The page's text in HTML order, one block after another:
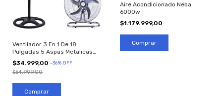
Ventilador 3 En 1 De 18
Pulgadas 5 Aspas Metalicas
$34.999,00 -36% OFF
$54.999,00
Aire Acondicionado Neba
6000w
$1.179.999,00